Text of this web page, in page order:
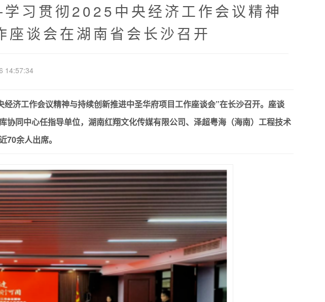
习贯彻2025中央经济工作会议精神
谈会在湖南省会长沙召开
14:57:34
济工作会议精神与持续创新推进中圣华府项目工作座谈会”在长沙召开。座谈
同中心任指导单位，湖南红翔文化传媒有限公司、泽超粤海（海南）工程技术
70余人出席。